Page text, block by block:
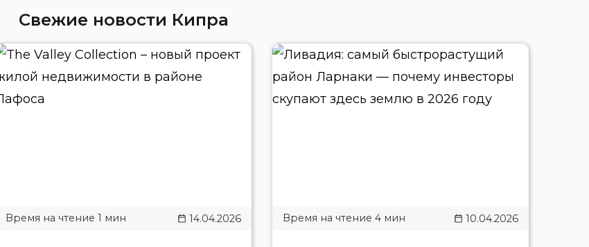
Свежие новости Кипра
14.04.2026 10.04.2026